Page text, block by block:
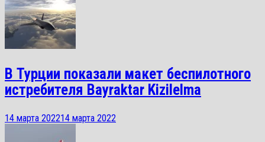
В Турции показали макет беспилотного
истребителя Bayraktar Kizilelma
14 марта 202214 марта 2022